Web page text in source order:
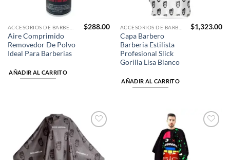
Aire Comprimido
Removedor De Polvo
Ideal Para Barberias
$288.00
AÑADIR AL CARRITO
Capa Barbero
Barberia Estilista
Profesional Slick
Gorilla Lisa Blanco
$1,323.00
AÑADIR AL CARRITO
lista de
deseos